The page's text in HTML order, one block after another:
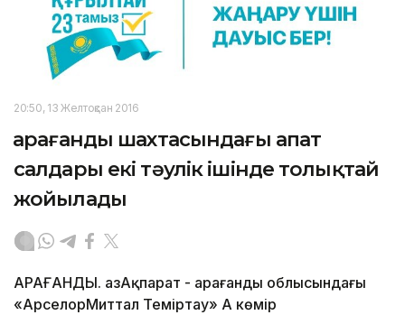
20:50, 13 Желтоқсан 2016
Қарағанды шахтасындағы апат
салдары екі тәулік ішінде толықтай
жойылады
ҚАРАҒАНДЫ. ҚазАқпарат - Қарағанды облысындағы
«АрселорМиттал Теміртау» АҚ көмір